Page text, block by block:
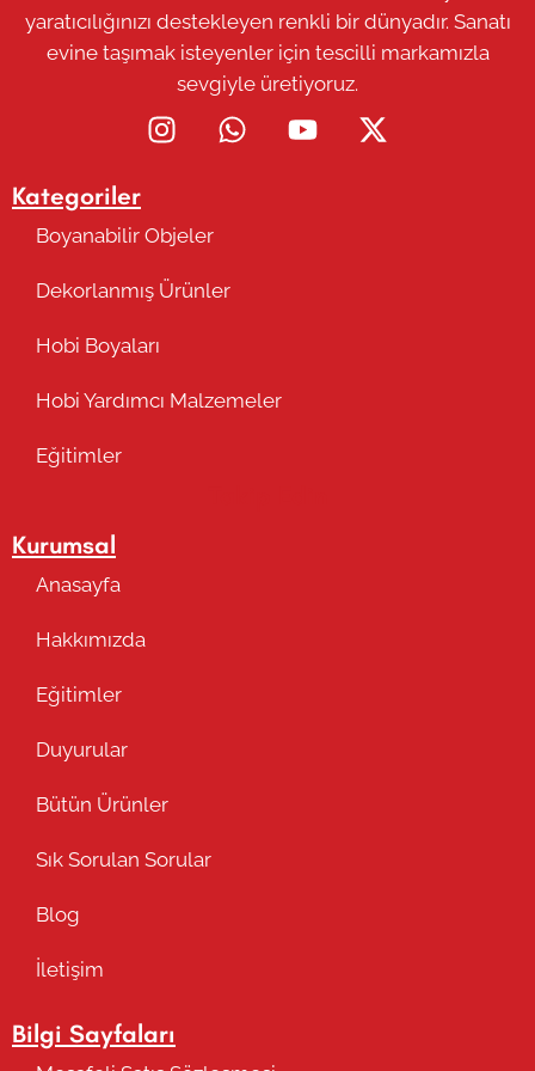
yaratıcılığınızı destekleyen renkli bir dünyadır. Sanatı
evine taşımak isteyenler için tescilli markamızla
sevgiyle üretiyoruz.
Kategoriler
Boyanabilir Objeler
Dekorlanmış Ürünler
Hobi Boyaları
Hobi Yardımcı Malzemeler
Eğitimler
Kurumsal
Anasayfa
Hakkımızda
Eğitimler
Duyurular
Bütün Ürünler
Sık Sorulan Sorular
Blog
İletişim
Bilgi Sayfaları